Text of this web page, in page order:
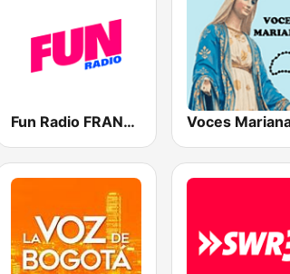
Fun Radio FRANCE Voces